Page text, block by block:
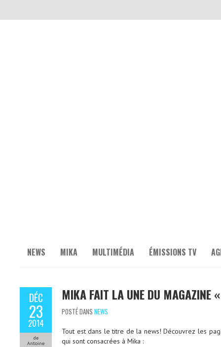
NEWS MIKA MULTIMÉDIA ÉMISSIONS TV
DÉC
23
2014
de
Antoine
MIKA FAIT LA UNE DU MAGAZINE
POSTÉ DANS NEWS
Tout est dans le titre de la news! Découvrez les
qui sont consacrées à Mika :